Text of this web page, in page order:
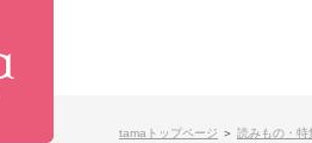
tamaトップページ ＞ 読みもの・特